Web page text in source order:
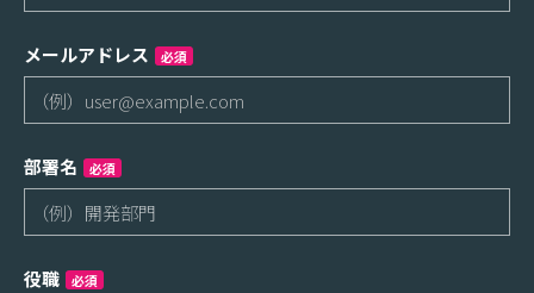
メールアドレス 必須
部署名 必須
役職 必須